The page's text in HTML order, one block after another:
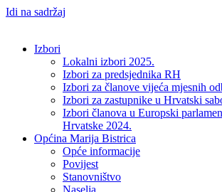
Idi na sadržaj
Izbori
Lokalni izbori 2025.
Izbori za predsjednika RH
Izbori za članove vijeća mjesnih
Izbori za zastupnike u Hrvatski
Izbori članova u Europski
Hrvatske 2024.
Općina Marija Bistrica
Opće informacije
Povijest
Stanovništvo
Naselja